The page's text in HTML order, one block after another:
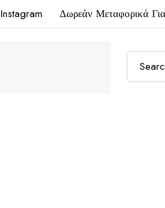
Instagram Δωρεάν Μεταφορικά